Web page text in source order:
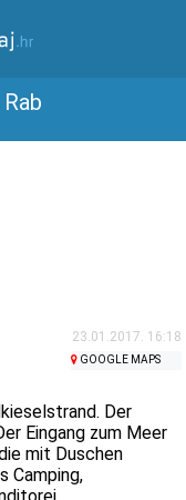
23.01.2017. 16:18
GOOGLE MAPS
Der
Eingang zum Meer
mit Duschen
Camping,